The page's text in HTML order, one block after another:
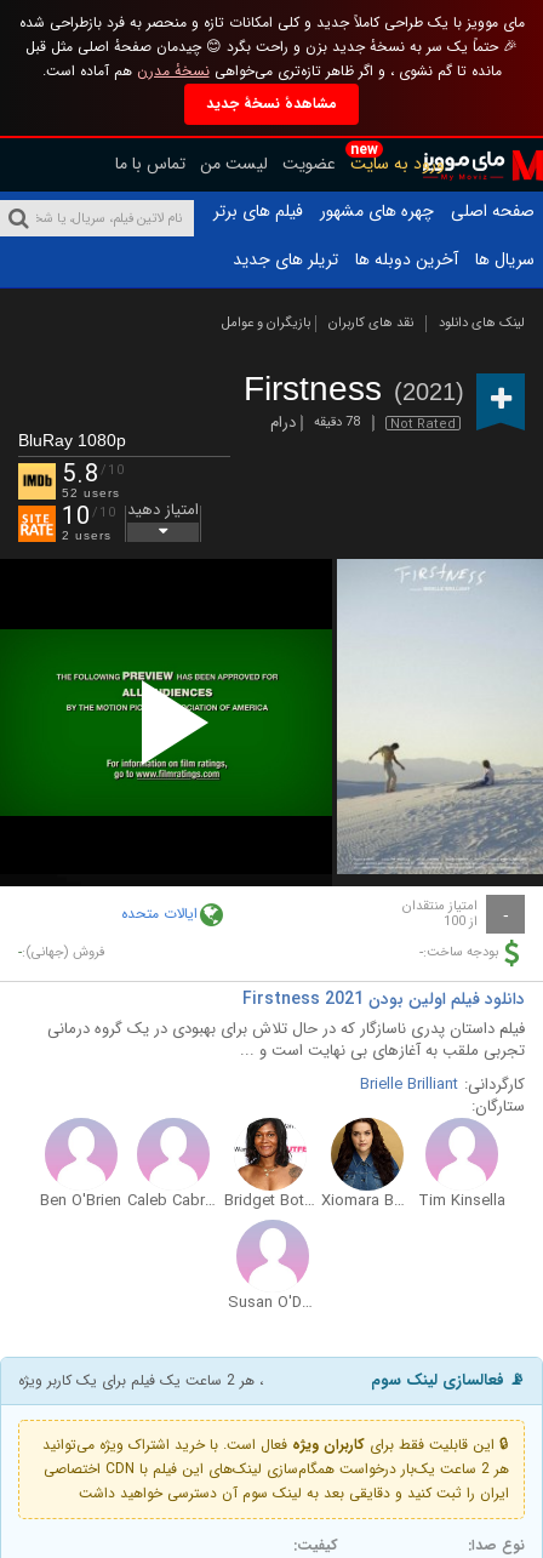
مای موویز با یک طراحی کاملاً جدید و کلی امکانات تازه و منحصر به فرد بازطراحی شده
🎉 حتماً یک سر به نسخهٔ جدید بزن و راحت بگرد 😊 چیدمان صفحهٔ اصلی مثل قبل
مانده تا گم نشوی ، و اگر ظاهر تازه‌تری می‌خواهینسخهٔ مدرن هم آماده است.
مشاهدهٔ نسخهٔ جدید
new
ورود به سایت عضویت لیست من تماس با ما
صفحه اصلی
چهره های مشهور
فیلم های برتر
سریال ها
آخرین دوبله ها تریلر های جدید
لینک های دانلود نقد های کاربران بازیگران و عوامل
Firstness (2021)
Not Rated 78 دقیقه درام
BluRay 1080p
5.8 /10
52 users
10 /10
2 users
امتیاز دهید
Play
Video
- امتیاز منتقدان
از 100 ایالات متحده
بودجه ساخت:- فروش (جهانی):-
دانلود فیلم اولین بودن Firstness 2021
فیلم داستان پدری ناسازگار که در حال تلاش برای بهبودی در یک گروه درمانی
تجربی ملقب به آغازهای بی نهایت است و ...
کارگردانی: Brielle Brilliant
ستارگان:
Tim Kinsella
Xiomara Bernard
Bridget Botchway Bradley
Caleb Cabrera
Ben O'Brien
Susan O'Doherty
📡 فعالسازی لینک سوم ، هر 2 ساعت یک فیلم برای یک کاربر ویژه
🔒 این قابلیت فقط برای کاربران ویژه فعال است. با خرید اشتراک ویژه می‌توانید
هر 2 ساعت یک‌بار درخواست همگام‌سازی لینک‌های این فیلم با CDN اختصاصی
ایران را ثبت کنید و دقایقی بعد به لینک سوم آن دسترسی خواهید داشت
نوع صدا: کیفیت: